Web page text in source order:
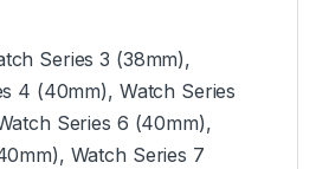
Series 3 (38mm),
4 (40mm), Watch Series
Series 6 (40mm),
Watch Series 7